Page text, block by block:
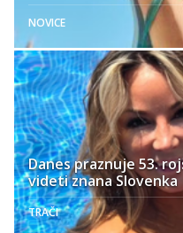
NOVICE
Danes praznuje 53.
videti znana Slovenka
TRAČI